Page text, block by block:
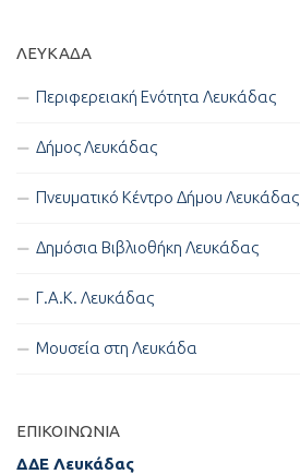
ΛΕΥΚΑΔΑ
Περιφερειακή Ενότητα Λευκάδας
Δήμος Λευκάδας
Πνευματικό Κέντρο Δήμου Λευκάδας
Δημόσια Βιβλιοθήκη Λευκάδας
Γ.Α.Κ. Λευκάδας
Μουσεία στη Λευκάδα
ΕΠΙΚΟΙΝΩΝΊΑ
ΔΔΕ Λευκάδας